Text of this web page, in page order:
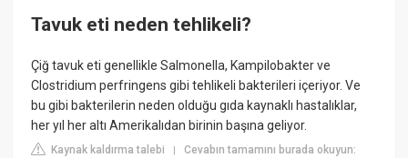
Tavuk eti neden tehlikeli?
Çiğ tavuk eti genellikle Salmonella, Kampilobakter ve
Clostridium perfringens gibi tehlikeli bakterileri içeriyor. Ve
bu gibi bakterilerin neden olduğu gıda kaynaklı hastalıklar,
her yıl her altı Amerikalıdan birinin başına geliyor.
Kaynak kaldırma talebi |Cevabın tamamını burada okuyun: